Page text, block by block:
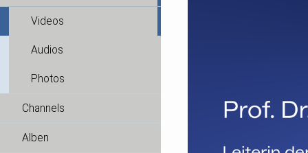
Videos
Audios
Photos
Channels
Alben